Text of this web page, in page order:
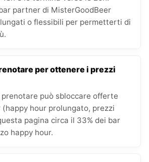
partner di MisterGoodBeer
o flessibili per permetterti di
per ottenere i prezzi
prenotare può sbloccare offerte
hour prolungato, prezzi
pagina circa il 33% dei bar
happy hour.